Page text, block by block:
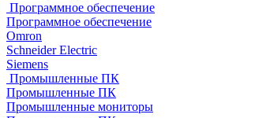
Программное обеспечение
Программное обеспечение
Omron
Schneider Electric
Siemens
Промышленные ПК
Промышленные ПК
Промышленные мониторы